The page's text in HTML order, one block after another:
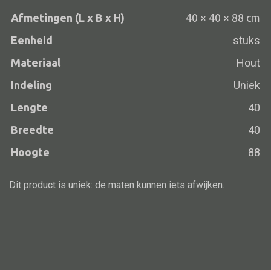
Chaise longues
Poef
Alle lampen
Afmetingen (L x B x H)
40 × 40 × 88 cm
Eenheid
stuks
Materiaal Hout
Indeling Uniek
Lengte 40
Breedte 40
Hoogte 88
Dit product is uniek: de maten kunnen iets afwijken.